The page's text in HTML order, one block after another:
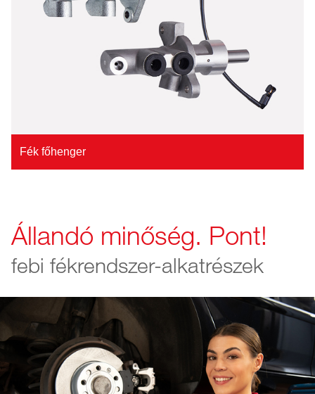
Fék főhenger
Állandó minőség. Pont!
febi fékrendszer-alkatrészek